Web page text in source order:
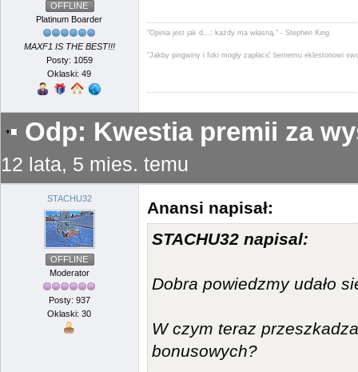
OFFLINE
Platinum Boarder
MAXF1 IS THE BEST!!!
Posty: 1059
Oklaski: 49
"Opinia jest jak d...: każdy ma własną." - Stephen King
"Jakby pingwiny i foki mogły zapłacić bernemu eklestonowi
Odp: Kwestia premii za
12 lata, 5 mies. temu
STACHU32
OFFLINE
Moderator
Posty: 937
Oklaski: 30
Anansi napisał:
STACHU32 napisal:
Dobra powiedzmy udało
W czym teraz
bonusowych?